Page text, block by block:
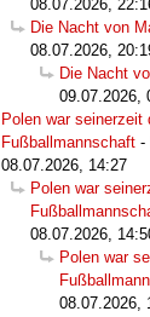
08.07.2026,
Die Nacht von
08.07.2026,
Die Nacht
09.07.2026,
Polen war seinerzeit
Fußballmannschaft -
08.07.2026, 14:27
Polen war
08.07.2026,
Polen war
08.07.2026,